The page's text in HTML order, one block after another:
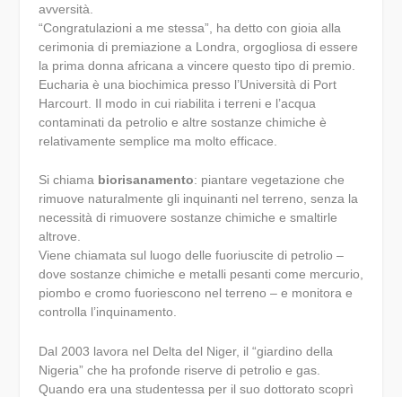
avversità.
“Congratulazioni a me stessa”, ha detto con gioia alla
cerimonia di premiazione a Londra, orgogliosa di essere
la prima donna africana a vincere questo tipo di premio.
Eucharia è una biochimica presso l’Università di Port
Harcourt. Il modo in cui riabilita i terreni e l’acqua
contaminati da petrolio e altre sostanze chimiche è
relativamente semplice ma molto efficace.
Si chiama biorisanamento: piantare vegetazione che
rimuove naturalmente gli inquinanti nel terreno, senza la
necessità di rimuovere sostanze chimiche e smaltirle
altrove.
Viene chiamata sul luogo delle fuoriuscite di petrolio –
dove sostanze chimiche e metalli pesanti come mercurio,
piombo e cromo fuoriescono nel terreno – e monitora e
controlla l’inquinamento.
Dal 2003 lavora nel Delta del Niger, il “giardino della
Nigeria” che ha profonde riserve di petrolio e gas.
Quando era una studentessa per il suo dottorato scoprì